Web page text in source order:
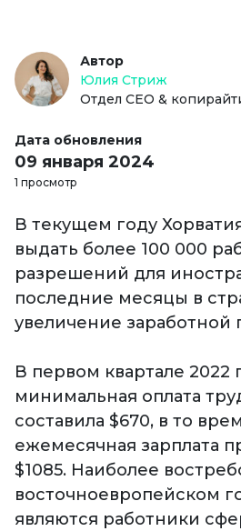
Автор
Юлия Стриж
Отдел СЕО &
Дата обновления
09 января 2024
1 просмотр
В текущем году
выдать более 100 000
разрешений для
последние месяцы в
увеличение заработной
В первом квартале 2022
минимальная оплата
составила $670, в то
ежемесячная зарплата
$1085. Наиболее
восточноевропейском
являются работники